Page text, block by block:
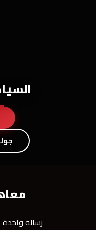
رسالة